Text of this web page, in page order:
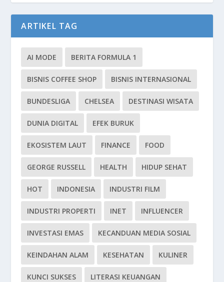
ARTIKEL TAG
AI MODE BERITA FORMULA 1
BISNIS COFFEE SHOP BISNIS INTERNASIONAL
BUNDESLIGA CHELSEA DESTINASI WISATA
DUNIA DIGITAL EFEK BURUK
EKOSISTEM LAUT FINANCE FOOD
GEORGE RUSSELL HEALTH HIDUP SEHAT
HOT INDONESIA INDUSTRI FILM
INDUSTRI PROPERTI INET INFLUENCER
INVESTASI EMAS KECANDUAN MEDIA SOSIAL
KEINDAHAN ALAM KESEHATAN KULINER
KUNCI SUKSES LITERASI KEUANGAN